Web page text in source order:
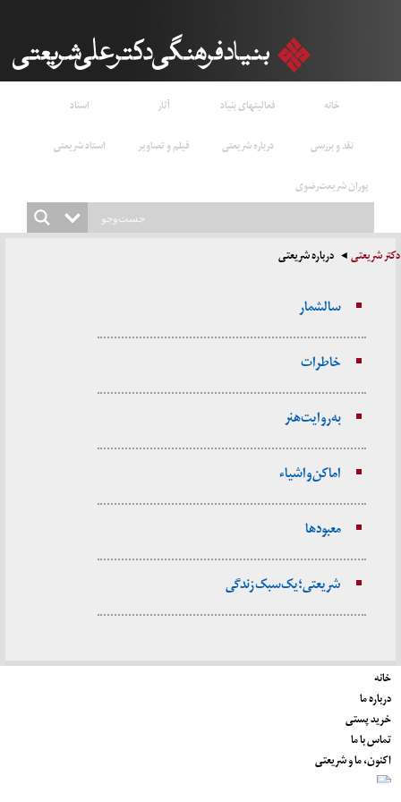
خانه فعالیتهای بنیاد آثار
اسناد
نقد و بررسی
درباره شریعتی فیلم و تصاویر
استاد شریعتی
پوران شریعت‌رضوی
دکتر شریعتی درباره شریعتی
سالشمار
خاطرات
به روایت هنر
اماکن و اشیاء
معبودها
شریعتی؛ یک سبک زندگی
خانه
درباره ما
خرید پستی
تماس با ما
اکنون، ما و شریعتی